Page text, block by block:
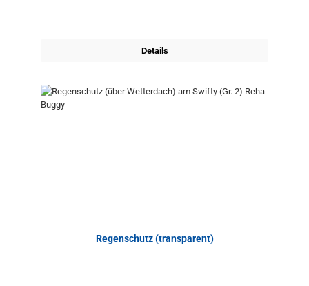
Details
Regenschutz (transparent)